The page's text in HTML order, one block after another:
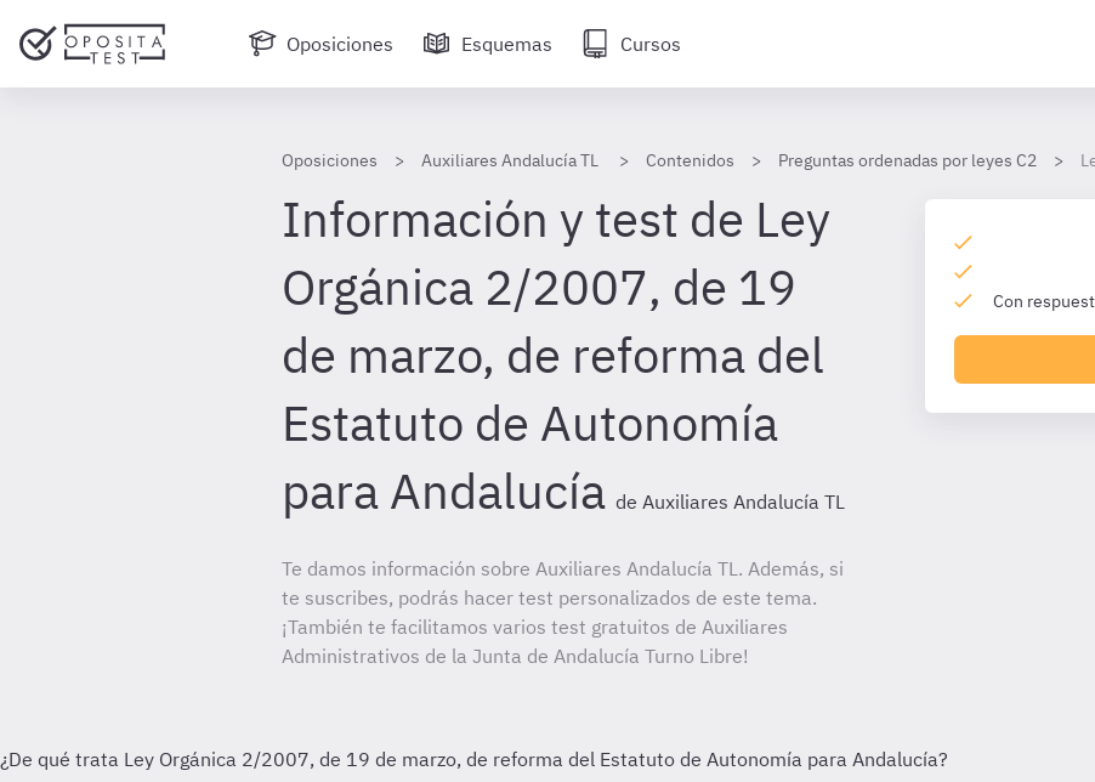
Oposiciones Esquemas Cursos
Oposiciones Auxiliares Andalucía TL Contenidos Preguntas ordenadas por leyes C2
Información y test de Ley
Orgánica 2/2007, de 19
de marzo, de reforma del
Estatuto de Autonomía
para Andalucía de Auxiliares Andalucía TL
Te damos información sobre Auxiliares Andalucía TL. Además, si
te suscribes, podrás hacer test personalizados de este tema.
¡También te facilitamos varios test gratuitos de Auxiliares
Administrativos de la Junta de Andalucía Turno Libre!
Con